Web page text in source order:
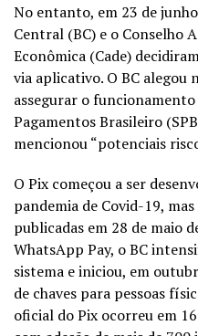
No entanto, em 23 de
Central (BC) e o Conselho
Econômica (Cade)
via aplicativo. O BC alegou
assegurar o
Pagamentos Brasileiro
mencionou “potenciais
O Pix começou a ser
pandemia de Covid-19,
publicadas em 28 de maio
WhatsApp Pay, o BC
sistema e iniciou, em
de chaves para pessoas
oficial do Pix ocorreu em